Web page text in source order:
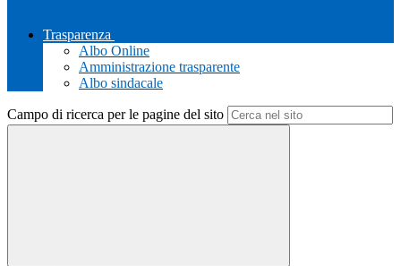
Trasparenza
Albo Online
Amministrazione trasparente
Albo sindacale
Campo di ricerca per le pagine del sito